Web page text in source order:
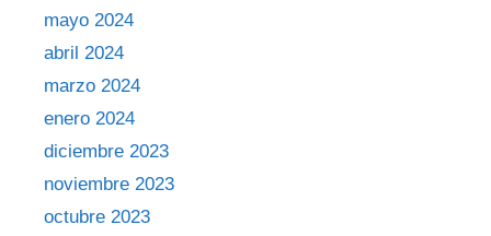
mayo 2024
abril 2024
marzo 2024
enero 2024
diciembre 2023
noviembre 2023
octubre 2023